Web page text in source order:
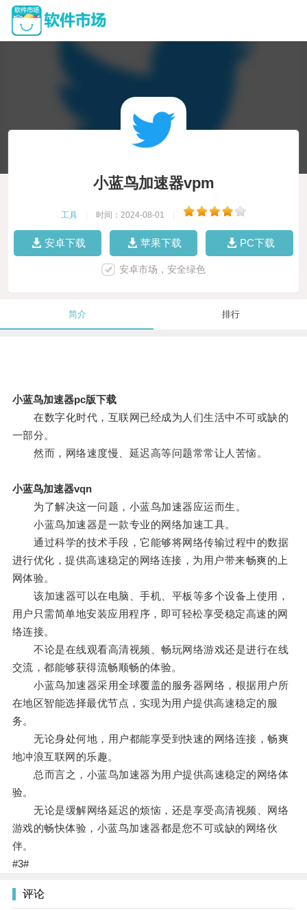
小蓝鸟加速器vpm
工具 时间：2024-08-01
安卓下载 苹果下载 PC下载
安卓市场，安全绿色
简介 排行
小蓝鸟加速器pc版下载
在数字化时代，互联网已经成为人们生活中不可或缺的
一部分。
然而，网络速度慢、延迟高等问题常常让人苦恼。
小蓝鸟加速器vqn
为了解决这一问题，小蓝鸟加速器应运而生。
小蓝鸟加速器是一款专业的网络加速工具。
通过科学的技术手段，它能够将网络传输过程中的数据
进行优化，提供高速稳定的网络连接，为用户带来畅爽的上
网体验。
该加速器可以在电脑、手机、平板等多个设备上使用，
用户只需简单地安装应用程序，即可轻松享受稳定高速的网
络连接。
不论是在线观看高清视频、畅玩网络游戏还是进行在线
交流，都能够获得流畅顺畅的体验。
小蓝鸟加速器采用全球覆盖的服务器网络，根据用户所
在地区智能选择最优节点，实现为用户提供高速稳定的服
务。
无论身处何地，用户都能享受到快速的网络连接，畅爽
地冲浪互联网的乐趣。
总而言之，小蓝鸟加速器为用户提供高速稳定的网络体
验。
无论是缓解网络延迟的烦恼，还是享受高清视频、网络
游戏的畅快体验，小蓝鸟加速器都是您不可或缺的网络伙
伴。
#3#
评论